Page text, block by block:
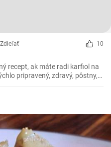
Zdieľať 10
recept, ak máte radi karfiol na
pripravený, zdravý, pôstny,
syr, a ešte k tomu všetkému